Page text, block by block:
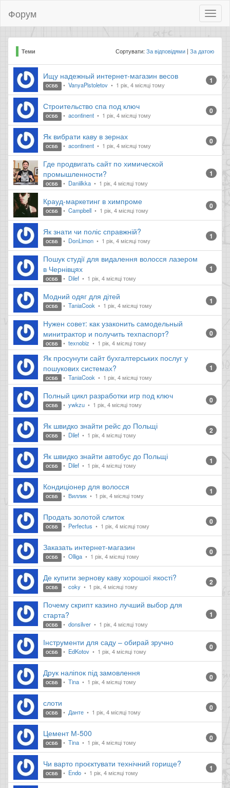
Форум
Теми Сортувати:За відповідями За датою
Ищу надежный интернет-магазин весов
ОСББ VanyaPistoletov 1 рік, 4 місяці тому 1
Строительство спа под ключ
ОСББ acontinent 1 рік, 4 місяці тому 0
Як вибрати каву в зернах
ОСББ acontinent 1 рік, 4 місяці тому 0
Где продвигать сайт по химической
промышленности?
ОСББ Daniilkka 1 рік, 4 місяці тому
1
Крауд-маркетинг в химпроме
ОСББ Campbell 1 рік, 4 місяці тому 0
Як знати чи поліс справжній?
ОСББ DonLimon 1 рік, 4 місяці тому 1
Пошук студії для видалення волосся лазером
в Чернівцях
ОСББ Dilef 1 рік, 4 місяці тому
1
Модний одяг для дітей
ОСББ TaniaCook 1 рік, 4 місяці тому 1
Нужен совет: как узаконить самодельный
минитрактор и получить техпаспорт?
ОСББ texnobiz 1 рік, 4 місяці тому
0
Як просунути сайт бухгалтерських послуг у
пошукових системах?
ОСББ TaniaCook 1 рік, 4 місяці тому
1
Полный цикл разработки игр под ключ
ОСББ ywkzu 1 рік, 4 місяці тому 0
Як швидко знайти рейс до Польщі
ОСББ Dilef 1 рік, 4 місяці тому 2
Як швидко знайти автобус до Польщі
ОСББ Dilef 1 рік, 4 місяці тому 1
Кондиціонер для волосся
ОСББ Виллик 1 рік, 4 місяці тому 1
Продать золотой слиток
ОСББ Perfectus 1 рік, 4 місяці тому 0
Заказать интернет-магазин
ОСББ Olliga 1 рік, 4 місяці тому 0
Де купити зернову каву хорошої якості?
ОСББ coky 1 рік, 4 місяці тому 2
Почему скрипт казино лучший выбор для
старта?
ОСББ donsilver 1 рік, 4 місяці тому
1
Інструменти для саду – обирай зручно
ОСББ EdKotov 1 рік, 4 місяці тому 0
Друк наліпок під замовлення
ОСББ Tina 1 рік, 4 місяці тому 0
слоти
ОСББ Данте 1 рік, 4 місяці тому 0
Цемент М-500
ОСББ Tina 1 рік, 4 місяці тому 0
Чи варто проєктувати технічний горище?
ОСББ Endo 1 рік, 4 місяці тому 1